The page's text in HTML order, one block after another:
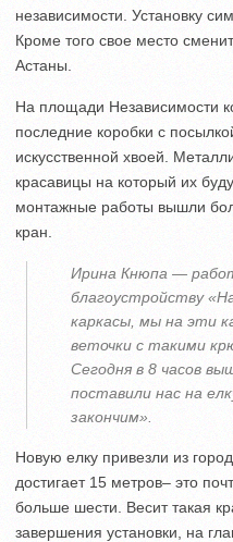
независимости. Установку
Кроме того свое место
Астаны.
На площади Независимости
последние коробки с
искусственной хвоей.
красавицы на который их
монтажные работы вышли
кран.
Ирина Кнюпа —
благоустройству
каркасы, мы на эти
веточки с такими
Сегодня в 8 часов
поставили нас на
закончим».
Новую елку привезли из
достигает 15 метров– это
больше шести. Весит такая
завершения установки, на